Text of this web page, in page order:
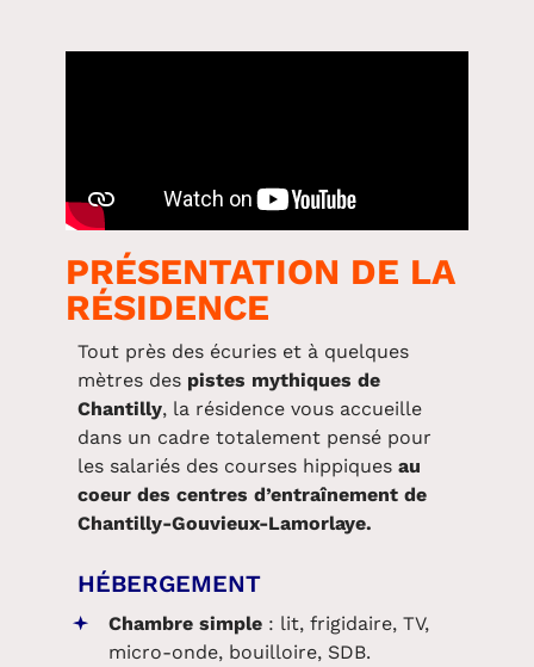
PRÉSENTATION DE LA
RÉSIDENCE
Tout près des écuries et à quelques
mètres des pistes mythiques de
Chantilly, la résidence vous accueille
dans un cadre totalement pensé pour
les salariés des courses hippiquesau
coeur des centres d’entraînement de
Chantilly-Gouvieux-Lamorlaye.
HÉBERGEMENT
Chambre simple: lit, frigidaire, TV,
micro-onde, bouilloire, SDB.